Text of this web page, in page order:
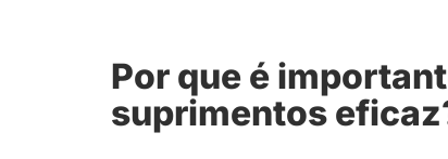
Por que é
suprimentos